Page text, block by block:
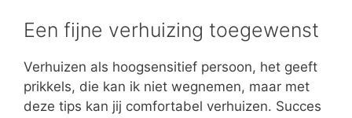
Een fijne verhuizing toegewenst
Verhuizen als hoogsensitief persoon, het geeft
prikkels, die kan ik niet wegnemen, maar met
deze tips kan jij comfortabel verhuizen. Succes